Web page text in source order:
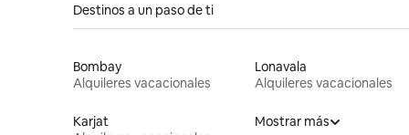
Destinos a un paso de ti
Bombay
Alquileres vacacionales
Lonavala
Alquileres vacacionales
Karjat
Mostrar más